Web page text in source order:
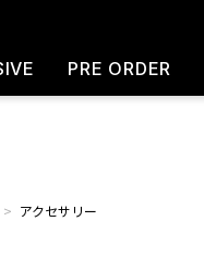
PRE ORDER
アクセサリー